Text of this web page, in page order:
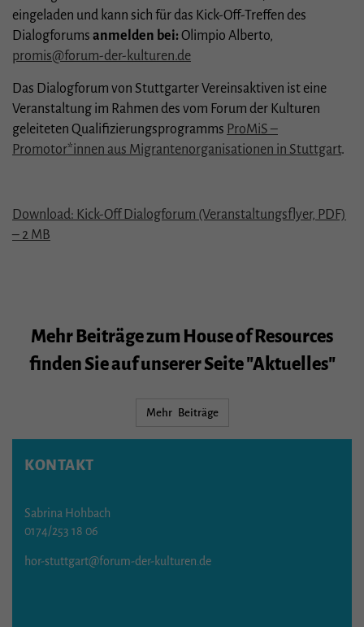
eingeladen und kann sich für das Kick-Off-Treffen des
Dialogforums anmelden bei: Olimpio Alberto,
promis@forum-der-kulturen.de
Das Dialogforum von Stuttgarter Vereinsaktiven ist eine
Veranstaltung im Rahmen des vom Forum der Kulturen
geleiteten Qualifizierungsprogramms ProMiS –
Promotor*innen aus Migrantenorganisationen in Stuttgart.
Download: Kick-Off Dialogforum (Veranstaltungsflyer, PDF)
– 2 MB
Mehr Beiträge zum House of Resources
finden Sie auf unserer Seite "Aktuelles"
Mehr Beiträge
KONTAKT
Sabrina Hohbach
0174/253 18 06
hor-stuttgart@forum-der-kulturen.de
Essenzielle Cookies ermöglichen grundlegende Funktionen und sind für die
einwandfreie Funktion der Website erforderlich.
Cookie-Informationen anzeigen
Statistiken (1)
Statistik Cookies erfassen Informationen anonym. Diese Informationen helfen uns
zu verstehen, wie unsere Besucher unsere Website nutzen.
Inhalte von Videoplattformen und Social-Media-Plattformen werden
standardmäßig blockiert. Wenn Cookies von externen Medien akzeptiert werden,